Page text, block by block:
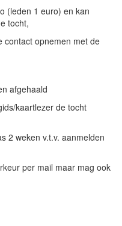
(leden 1 euro) en kan
tocht,
contact opnemen met de
afgehaald
kaartlezer de tocht
2 weken v.t.v. aanmelden
per mail maar mag ook